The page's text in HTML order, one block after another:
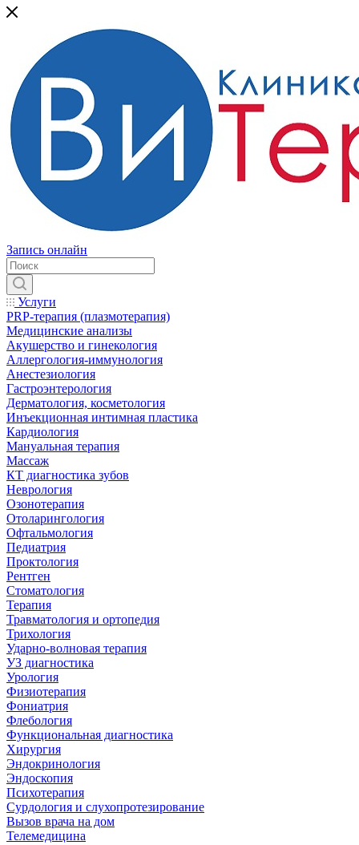
Запись онлайн
Услуги
PRP-терапия (плазмотерапия)
Медицинские анализы
Акушерство и гинекология
Аллергология-иммунология
Анестезиология
Гастроэнтерология
Дерматология, косметология
Инъекционная интимная пластика
Кардиология
Мануальная терапия
Массаж
КТ диагностика зубов
Неврология
Озонотерапия
Отоларингология
Офтальмология
Педиатрия
Проктология
Рентген
Стоматология
Терапия
Травматология и ортопедия
Трихология
Ударно-волновая терапия
УЗ диагностика
Урология
Физиотерапия
Фониатрия
Флебология
Функциональная диагностика
Хирургия
Эндокринология
Эндоскопия
Психотерапия
Сурдология и слухопротезирование
Вызов врача на дом
Телемедицина